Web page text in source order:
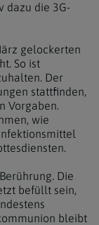
dazu die 3G-
gelockerten
So ist
Der
stattfinden,
Vorgaben.
wie
Die
befüllt sein,
bleibt